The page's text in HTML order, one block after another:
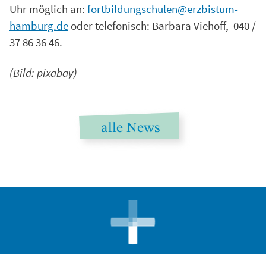
Uhr möglich an: fortbildungschulen@erzbistum-
hamburg.de oder telefonisch: Barbara Viehoff, 040 /
37 86 36 46.
(Bild: pixabay)
alle News